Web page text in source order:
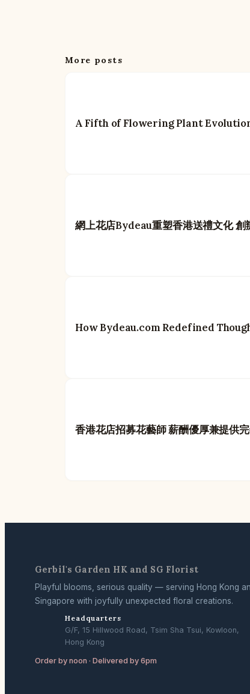
More posts
A Fifth of Flowering Plant
網上花店Bydeau重塑香港送禮文化 創
How Bydeau.com Redefined
香港花店招募花藝師 薪酬優厚兼提供
Gerbil's Garden HK and SG Florist
Playful blooms, serious quality — serving Hong Kong
Singapore with joyfully unexpected floral creations.
Headquarters
G/F, 15 Hillwood Road, Tsim Sha Tsui, Kowloon,
Hong Kong
Order by noon · Delivered by 6pm